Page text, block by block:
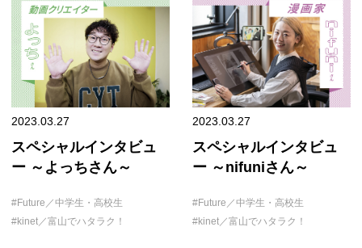
2023.03.27
スペシャルインタビュ
ー ～よっちさん～
Future／中学生・高校生
kinet／富山でハタラク！
2023.03.27
スペシャルインタビュ
ー ～nifuniさん～
Future／中学生・高校生
kinet／富山でハタラク！